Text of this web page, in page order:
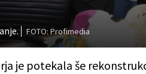
FOTO: Profimedia
je potekala še